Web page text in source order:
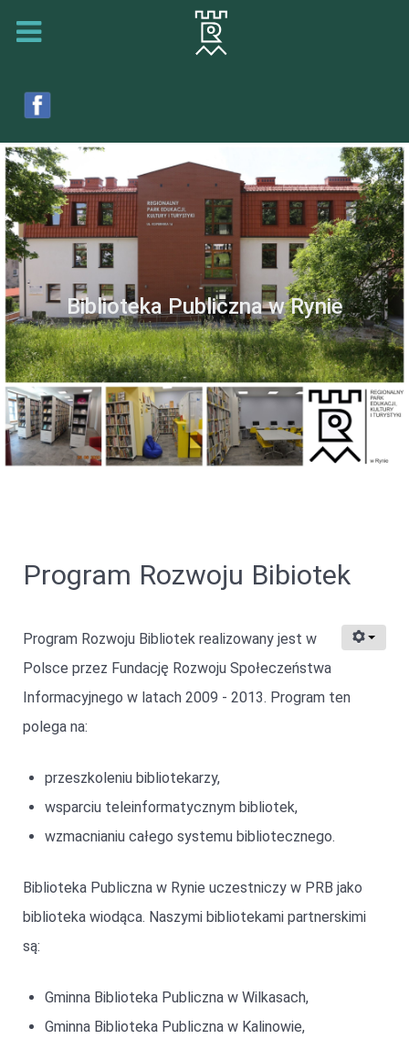
Biblioteka Publiczna w Rynie
Program Rozwoju Bibiotek
Program Rozwoju Bibliotek realizowany jest w
Polsce przez Fundację Rozwoju Społeczeństwa
Informacyjnego w latach 2009 - 2013. Program ten
polega na:
przeszkoleniu bibliotekarzy,
wsparciu teleinformatycznym bibliotek,
wzmacnianiu całego systemu bibliotecznego.
Biblioteka Publiczna w Rynie uczestniczy w PRB jako
biblioteka wiodąca. Naszymi bibliotekami partnerskimi
są:
Gminna Biblioteka Publiczna w Wilkasach,
Gminna Biblioteka Publiczna w Kalinowie,